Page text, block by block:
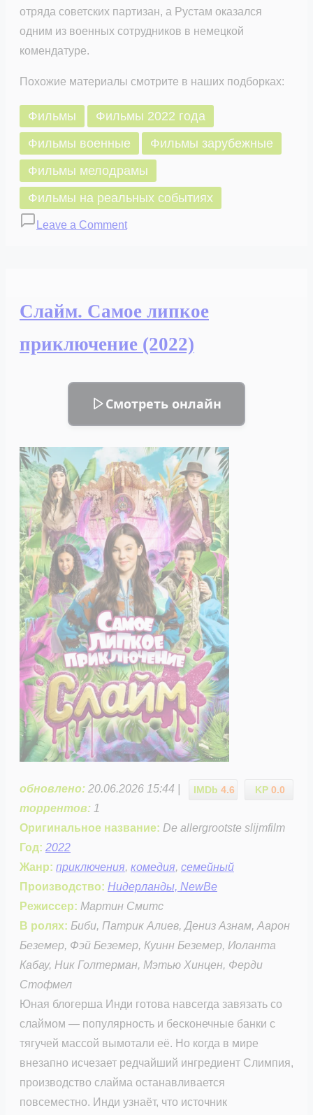
отряда советских партизан, а Рустам оказался
одним из военных сотрудников в немецкой
комендатуре.
Похожие материалы смотрите в наших подборках:
Фильмы
Фильмы 2022 года
Фильмы военные
Фильмы зарубежные
Фильмы мелодрамы
Фильмы на реальных событиях
Leave a Commenton
Слайм. Самое липкое
приключение (2022)
Смотреть онлайн
KP 0.0
IMDb 4.6
обновлено: 20.06.2026 15:44 |
торрентов: 1
Оригинальное название: De allergrootste slijmfilm
Год: 2022
Жанр: приключения, комедия, семейный
Производство: Нидерланды, NewBe
Режиссер: Мартин Смитс
В ролях: Биби, Патрик Алиев, Дениз Азнам, Аарон
Беземер, Фэй Беземер, Куинн Беземер, Иоланта
Кабау, Ник Голтерман, Мэтью Хинцен, Ферди
Стофмел
Юная блогерша Инди готова навсегда завязать со
слаймом — популярность и бесконечные банки с
тягучей массой вымотали её. Но когда в мире
внезапно исчезает редчайший ингредиент Слимпия,
производство слайма останавливается
повсеместно. Инди узнаёт, что источник